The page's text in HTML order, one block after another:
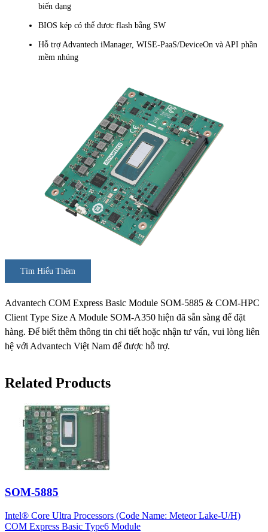
biến dạng
BIOS kép có thể được flash bằng SW
Hỗ trợ Advantech iManager, WISE-PaaS/DeviceOn và API phần
mềm nhúng
Tìm Hiểu Thêm
Advantech COM Express Basic Module SOM-5885 & COM-HPC
Client Type Size A Module SOM-A350 hiện đã sẵn sàng để đặt
hàng. Để biết thêm thông tin chi tiết hoặc nhận tư vấn, vui lòng liên
hệ với Advantech Việt Nam để được hỗ trợ.
Related Products
SOM-5885
Intel® Core Ultra Processors (Code Name: Meteor Lake-U/H)
COM Express Basic Type6 Module